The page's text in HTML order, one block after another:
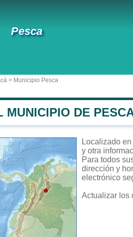
Pesca
> Municipio Pesca
MUNICIPIO DE
Localizado
y otra
Para todos
dirección y
electrónico
Actualizar los